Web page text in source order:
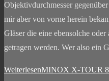
Objektivdurchmesser
mir aber von vorne herein
Gläser die eine ebensolche
getragen werden. Wer also ein
WeiterlesenMINOX X-TOUR